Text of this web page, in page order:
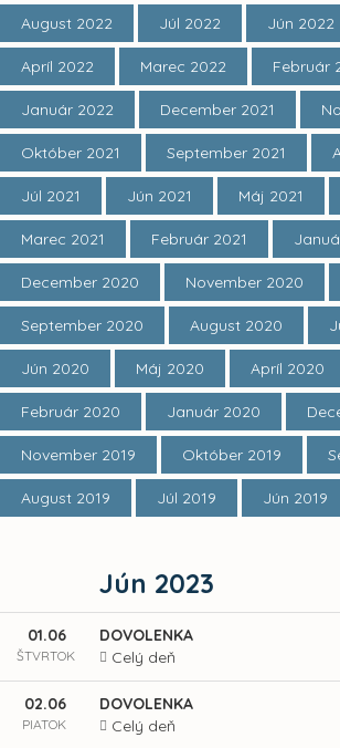
August 2022 Júl 2022 Jún 2022
Apríl 2022 Marec 2022 Február
Január 2022 December 2021
Október 2021 September 2021
Júl 2021 Jún 2021 Máj 2021
Marec 2021 Február 2021
December 2020 November 2020
September 2020 August 2020
Jún 2020 Máj 2020 Apríl 2020
Február 2020 Január 2020
November 2019 Október 2019
August 2019 Júl 2019 Jún 2019
Jún 2023
01.06
ŠTVRTOK
DOVOLENKA
Celý deň
02.06
PIATOK
DOVOLENKA
Celý deň